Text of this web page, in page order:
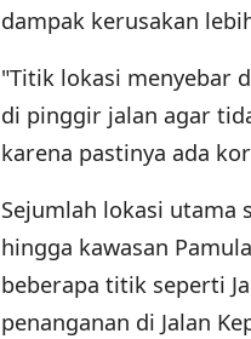
dampak kerusakan
"Titik lokasi menyebar
di pinggir jalan agar
karena pastinya ada
Sejumlah lokasi utama
hingga kawasan
beberapa titik seperti
penanganan di Jalan